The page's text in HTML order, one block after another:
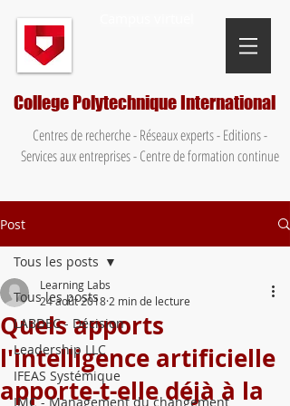
College Polytechnique International
Centres de recherche - Réseaux experts - Editions -
Services aux entreprises - Centre de formation continue
Post
Tous les posts
LABDEC - Décision
Leadership LLC
IFEAS Systémique
IMC - Management du changement
Tous les posts
Quels apports
l'intelligence artificielle
apporte-t-elle déjà à la
Learning Labs
24 août 2018 2 min de lecture